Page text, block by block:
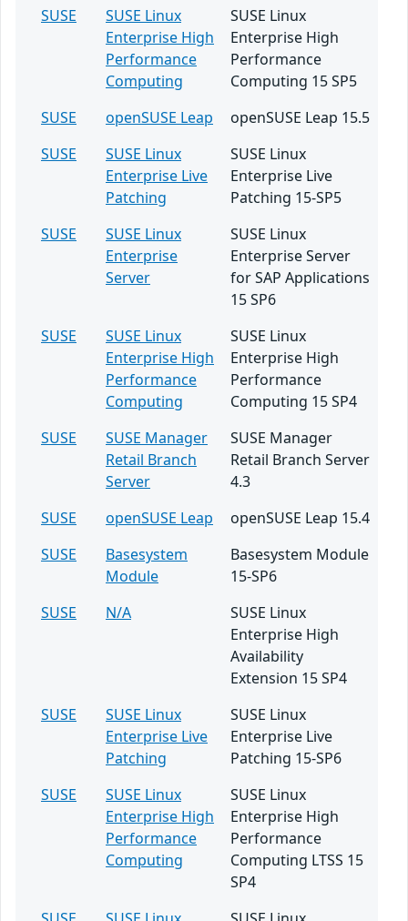
SUSE
SUSE Linux
Enterprise High
Performance
Computing
SUSE Linux
Enterprise High
Performance
Computing 15 SP5
SUSE
openSUSE Leap
openSUSE Leap 15.5
SUSE
SUSE Linux
Enterprise Live
Patching
SUSE Linux
Enterprise Live
Patching 15-SP5
SUSE
SUSE Linux
Enterprise
Server
SUSE Linux
Enterprise Server
for SAP Applications
15 SP6
SUSE
SUSE Linux
Enterprise High
Performance
Computing
SUSE Linux
Enterprise High
Performance
Computing 15 SP4
SUSE
SUSE Manager
Retail Branch
Server
SUSE Manager
Retail Branch Server
4.3
SUSE
openSUSE Leap
openSUSE Leap 15.4
SUSE
Basesystem
Module
Basesystem Module
15-SP6
SUSE
N/A
SUSE Linux
Enterprise High
Availability
Extension 15 SP4
SUSE
SUSE Linux
Enterprise Live
Patching
SUSE Linux
Enterprise Live
Patching 15-SP6
SUSE
SUSE Linux
Enterprise High
Performance
Computing
SUSE Linux
Enterprise High
Performance
Computing LTSS 15
SP4